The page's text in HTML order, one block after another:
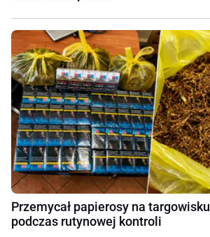
Przemycał papierosy na
podczas rutynowej kontroli